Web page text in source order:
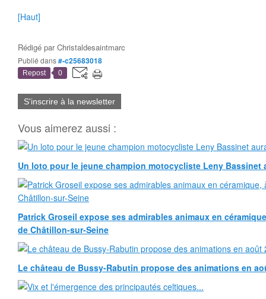
[Haut]
Rédigé parChristaldesaintmarc
Publié dans#-c25683018
Repost 0
S'inscrire à la newsletter
Vous aimerez aussi :
Un loto pour le jeune champion motocycliste Leny Bassinet
Patrick Groseil expose ses admirables animaux en
de Châtillon-sur-Seine
Le château de Bussy-Rabutin propose des animations en